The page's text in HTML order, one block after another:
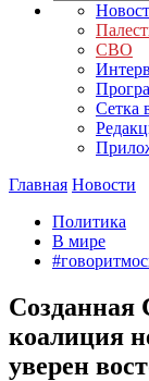
СВО
Сетка
Главная Новости
Политика
В мире
Созданная
коалиция
уверен